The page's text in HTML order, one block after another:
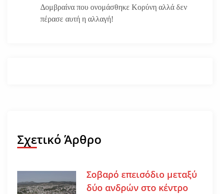
Δομβραίνα που ονομάσθηκε Κορύνη αλλά δεν
πέρασε αυτή η αλλαγή!
Σχετικό Άρθρο
Σοβαρό επεισόδιο μεταξύ
δύο ανδρών στο κέντρο